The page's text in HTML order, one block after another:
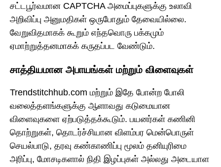
சட்டபூர்வமான CAPTCHA அமைப்புகளுக்கு உலாவி
அறிவிப்பு அனுமதிகள் ஒருபோதும் தேவையில்லை.
வேறுவிதமாகக் கூறும் எந்தவொரு பக்கமும்
ஏமாற்றுத்தனமாகக் கருதப்பட வேண்டும்.
சாத்தியமான அபாயங்கள் மற்றும் விளைவுகள்
Trendstitchhub.com மற்றும் இதே போன்ற போலி
வலைத்தளங்களுக்கு ஆளாவது கடுமையான
விளைவுகளை ஏற்படுத்தக்கூடும். பயனர்கள் கணினி
தொற்றுகள், தொடர்ச்சியான விளம்பர மென்பொருள்
செயல்பாடு, தரவு கண்காணிப்பு மூலம் தனியுரிமை
அரிப்பு, மோசடிகளால் நிதி இழப்புகள் அல்லது அடையாள